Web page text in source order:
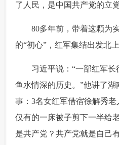
了人民，是中国共产党的立党
80多年前，带着这颗为实
的“初心”，红军集结出发北上
习近平说：“一部红军长
鱼水情深的历史。”他讲了
事：3名女红军借宿徐解秀
仅有的一床被子剪下一半给
是共产党？共产党就是自己